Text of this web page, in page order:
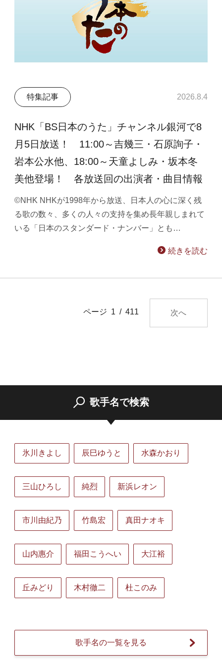
特集記事 2026.8.4
NHK「BS日本のうた」チャンネル銀河で8
月5日放送！ 11:00～吉幾三・石原詢子・
岩本公水他、18:00～天童よしみ・坂本冬
美他登場！ 各放送回の出演者・曲目情報
©NHK NHKが1998年から放送、日本人の心に深く残
る歌の数々、多くの人々の支持を集め長年親しまれて
いる「日本のスタンダード・ナンバー」とも…
続きを読む
ページ 1 / 411 次へ
歌手名で検索
氷川きよし 辰巳ゆうと 水森かおり
三山ひろし 純烈 新浜レオン
市川由紀乃 竹島宏 真田ナオキ
山内惠介 福田こうへい 大江裕
丘みどり 木村徹二 杜このみ
歌手名の一覧を見る